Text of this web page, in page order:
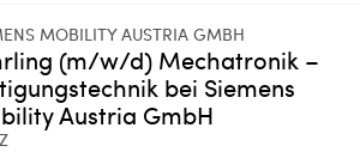
MOBILITY AUSTRIA GMBH
(m/w/d) Mechatronik –
bei Siemens
Austria GmbH